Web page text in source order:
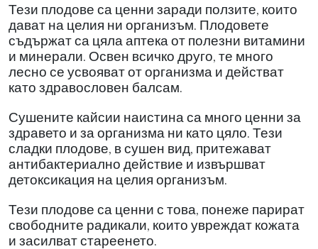
Тези плодове са ценни заради ползите, които
дават на целия ни организъм. Плодовете
съдържат са цяла аптека от полезни витамини
и минерали. Освен всичко друго, те много
лесно се усвояват от организма и действат
като здравословен балсам.
Сушените кайсии наистина са много ценни за
здравето и за организма ни като цяло. Тези
сладки плодове, в сушен вид, притежават
антибактериално действие и извършват
детоксикация на целия организъм.
Тези плодове са ценни с това, понеже парират
свободните радикали, които увреждат кожата
и засилват стареенето.